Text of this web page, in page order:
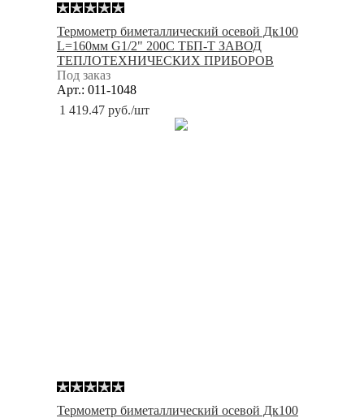
Термометр биметаллический осевой Дк100
L=160мм G1/2" 200С ТБП-Т ЗАВОД
ТЕПЛОТЕХНИЧЕСКИХ ПРИБОРОВ
Под заказ
Арт.: 011-1048
1 419.47 руб./шт
Термометр биметаллический осевой Дк100